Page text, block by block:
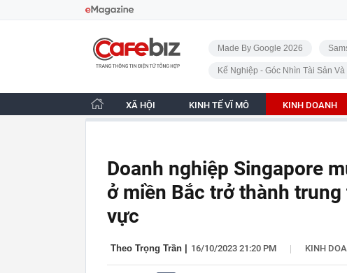
CafeBiz - Trang chủ
Made By Google 2026
Kế Nghiệp - Góc Nhìn Tài Sản Và
XÃ HỘI KINH TẾ VĨ MÔ KINH DOANH
Doanh nghiệp Singapore
ở miền Bắc trở thành
vực
Theo Trọng Trần 16/10/2023 21:20 PM | KINH